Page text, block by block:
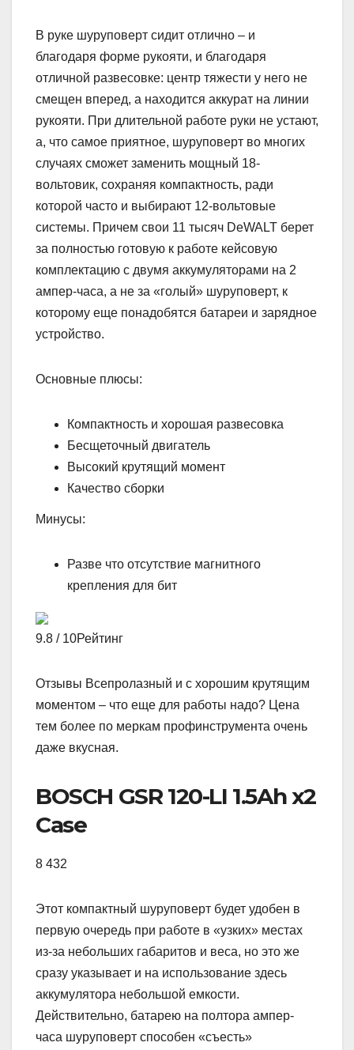
В руке шуруповерт сидит отлично – и
благодаря форме рукояти, и благодаря
отличной развесовке: центр тяжести у него не
смещен вперед, а находится аккурат на линии
рукояти. При длительной работе руки не устают,
а, что самое приятное, шуруповерт во многих
случаях сможет заменить мощный 18-
вольтовик, сохраняя компактность, ради
которой часто и выбирают 12-вольтовые
системы. Причем свои 11 тысяч DeWALT берет
за полностью готовую к работе кейсовую
комплектацию с двумя аккумуляторами на 2
ампер-часа, а не за «голый» шуруповерт, к
которому еще понадобятся батареи и зарядное
устройство.
Основные плюсы:
Компактность и хорошая развесовка
Бесщеточный двигатель
Высокий крутящий момент
Качество сборки
Минусы:
Разве что отсутствие магнитного
крепления для бит
9.8 / 10Рейтинг
Отзывы Всепролазный и с хорошим крутящим
моментом – что еще для работы надо? Цена
тем более по меркам профинструмента очень
даже вкусная.
BOSCH GSR 120-LI 1.5Ah x2
Case
8 432
Этот компактный шуруповерт будет удобен в
первую очередь при работе в «узких» местах
из-за небольших габаритов и веса, но это же
сразу указывает и на использование здесь
аккумулятора небольшой емкости.
Действительно, батарею на полтора ампер-
часа шуруповерт способен «съесть»